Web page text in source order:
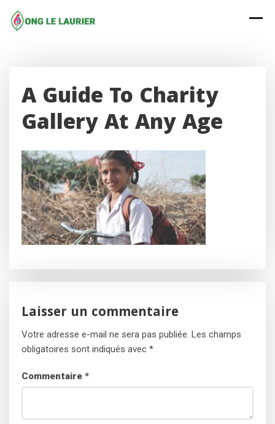
content
A Guide To Charity
Gallery At Any Age
Laisser un commentaire
Votre adresse e-mail ne sera pas publiée. Les champs
obligatoires sont indiqués avec *
Commentaire *